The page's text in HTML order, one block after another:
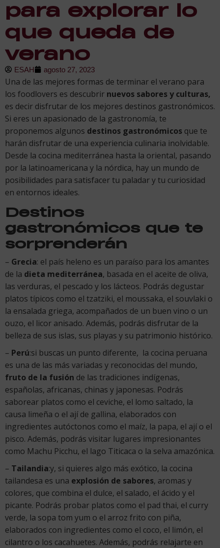
para explorar lo
que queda de
verano
ESAH agosto 27, 2023
Una de las mejores formas de terminar el verano para
los foodlovers es descubrir nuevos sabores y culturas,
es decir disfrutar de los mejores destinos gastronómicos.
Si eres un apasionado de la gastronomía, te
proponemos algunos destinos gastronómicos que te
harán disfrutar de una experiencia culinaria inolvidable.
Desde la cocina mediterránea hasta la oriental, pasando
por la latinoamericana y la nórdica, hay un mundo de
posibilidades para satisfacer tu paladar y tu curiosidad
en entornos ideales.
Destinos
gastronómicos que te
sorprenderán
– Grecia: el país heleno es un paraíso para los amantes
de la dieta mediterránea, basada en el aceite de oliva,
las verduras, el pescado y los lácteos. Podrás degustar
platos típicos como el tzatziki, el moussaka, el souvlaki o
la ensalada griega, acompañados de un buen vino o un
ouzo, el licor anisado. Además, podrás disfrutar de la
belleza de sus islas, sus playas y su patrimonio histórico.
– Perú:si buscas un punto diferente, la cocina peruana
es una de las más variadas y reconocidas del mundo,
fruto de la fusión de las tradiciones indígenas,
españolas, africanas, chinas y japonesas. Podrás
saborear platos como el ceviche, el lomo saltado, la
causa limeña o el ají de gallina, elaborados con
ingredientes autóctonos como el maíz, la papa, el ají o el
pisco. Además, podrás visitar lugares impresionantes
como Machu Picchu, el lago Titicaca o la selva amazónica.
– Tailandia:y, si quieres algo más exótico, la cocina
tailandesa es una explosión de sabores, aromas y
colores, que combina el dulce, el salado, el ácido y el
picante. Podrás probar platos como el pad thai, el curry
verde, la sopa tom yum o el arroz frito con piña,
elaborados con ingredientes como el coco, el limón, el
cilantro o los cacahuetes. Además, podrás relajarte en